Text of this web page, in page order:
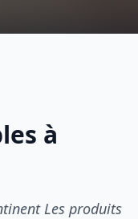
à
Les produits